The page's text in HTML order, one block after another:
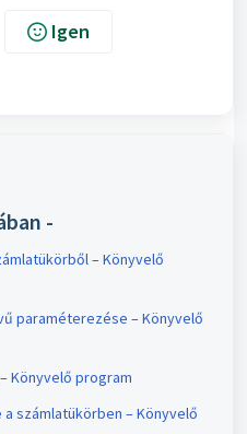
Igen
-
– Könyvelő
paraméterezése – Könyvelő
Könyvelő program
számlatükörben – Könyvelő